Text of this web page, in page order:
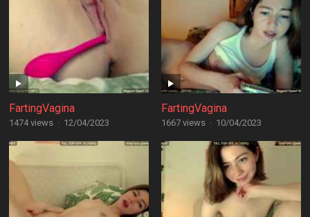
FartingVagina
1474 views · 12/04/2023
FartingVagina
1667 views · 10/04/2023